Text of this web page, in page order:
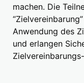
machen. Die
Anwendung des
und erlangen